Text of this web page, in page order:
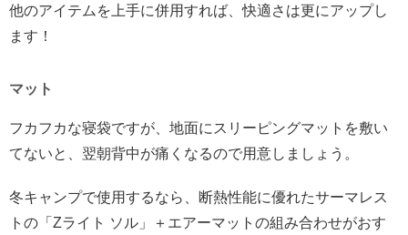
他のアイテムを上手に併用すれば、快適さは更にアップし
ます！
マット
フカフカな寝袋ですが、地面にスリーピングマットを敷い
てないと、翌朝背中が痛くなるので用意しましょう。
冬キャンプで使用するなら、断熱性能に優れたサーマレス
トの「Zライト ソル」＋エアーマットの組み合わせがおす